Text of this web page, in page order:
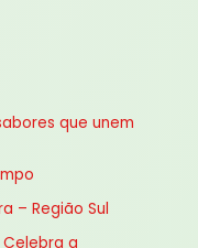
que unem
– Região Sul
a